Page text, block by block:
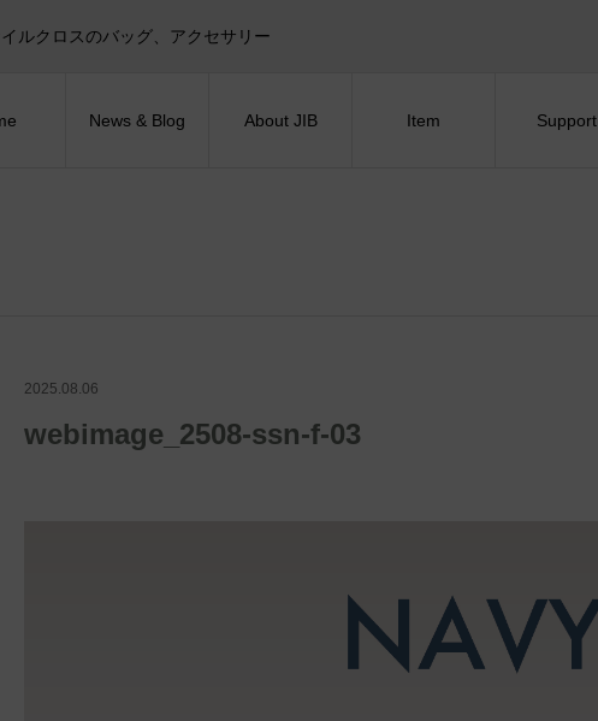
ルクロスのバッグ、アクセサリー
News & Blog About JIB Item Support
2025.08.06
webimage_2508-ssn-f-03